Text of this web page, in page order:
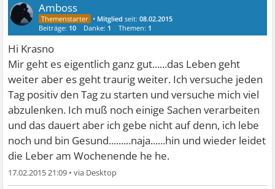
Amboss
• Mitglied seit:08.02.2015
Beiträge: 10 Danke: 1 Themen: 1
Hi Krasno
Mir geht es eigentlich ganz gut......das Leben geht
weiter aber es geht traurig weiter. Ich versuche jeden
Tag positiv den Tag zu starten und versuche mich viel
abzulenken. Ich muß noch einige Sachen verarbeiten
und das dauert aber ich gebe nicht auf denn, ich lebe
noch und bin Gesund.........naja......hin und wieder leidet
die Leber am Wochenende he he.
17.02.2015 21:09 •